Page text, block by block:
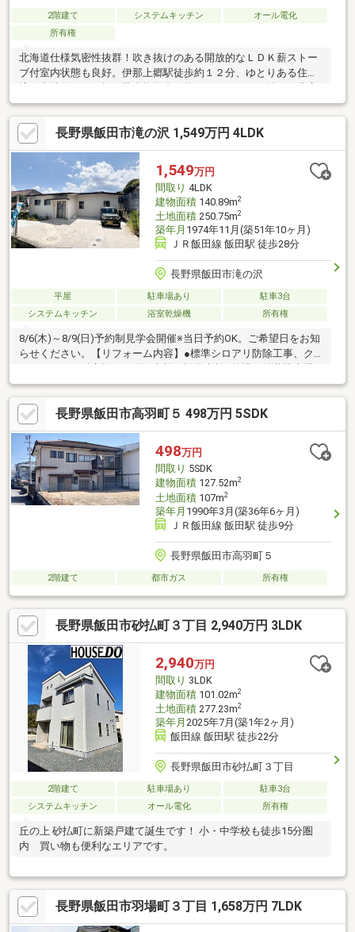
2階建て システムキッチン
オール電化
所有権
北海道仕様気密性抜群！吹き抜けのある開放的なＬＤＫ薪ストー
ブ付室内状態も良好。伊那上郷駅徒歩約１２分、ゆとりある住環
な収納１０１９番５（宅地）：３４２．５７㎡（持分全部）１０
１９番６（宅地）：１２１．５６㎡（持分３分の１）
長野県飯田市滝の沢 1,549万円 4LDK
1,549万円
間取り 4LDK
建物面積140.89m2
土地面積250.75m2
築年月 1974年11月(築51年10ヶ月)
ＪＲ飯田線 飯田駅 徒歩28分
長野県飯田市滝の沢
平屋 駐車場あり
駐車3台
システムキッチン
浴室乾燥機 所有権
8/6(木)～8/9(日)予約制見学会開催※当日予約OK。ご希望日をお知
らせください。【リフォーム内容】●標準シロアリ防除工事、ク
拡張、屋根塗装、外壁塗装、庭木伐採●水回りシステムキッチン
交換、ユニットバス交換、トイレ交換、洗面化粧台交換●内装間
取変更、玄関扉交換、室内ドア（一部）交換、床材上張り、シュ
ーズボックス交換、クロス張替え、畳表替え、障子・襖張替え●
その他設備インターホン設置、火災警報器設置、照明器具交換
【おすすめポイント】・雨漏り、構造上主要な部分の欠陥や・
長野県飯田市高羽町５ 498万円 5SDK
498万円
間取り 5SDK
建物面積127.52m2
土地面積107m2
築年月 1990年3月(築36年6ヶ月)
ＪＲ飯田線 飯田駅 徒歩9分
長野県飯田市高羽町５
2階建て 都市ガス 所有権
長野県飯田市砂払町３丁目 2,940万円 3LDK
2,940万円
間取り 3LDK
建物面積101.02m2
土地面積277.23m2
築年月 2025年7月(築1年2ヶ月)
飯田線 飯田駅 徒歩22分
長野県飯田市砂払町３丁目
2階建て 駐車場あり
駐車3台
システムキッチン
オール電化 所有権
丘の上 砂払町に新築戸建て誕生です！ 小・中学校も徒歩15分圏
内 買い物も便利なエリアです。
長野県飯田市羽場町３丁目 1,658万円 7LDK